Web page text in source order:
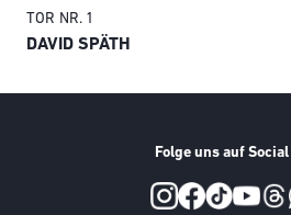
TOR NR. 1
DAVID SPÄTH
Folge uns auf